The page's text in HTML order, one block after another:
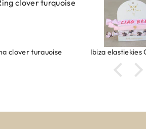
Ibiza elastiekjes Ciao Bella